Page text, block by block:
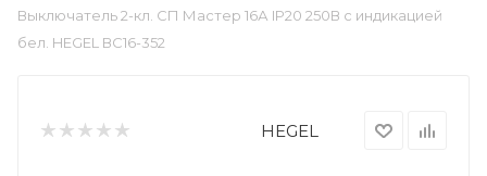
Выключатель 2-кл. СП Мастер 16А IP20 250В с индикацией
бел. HEGEL ВС16-352
HEGEL